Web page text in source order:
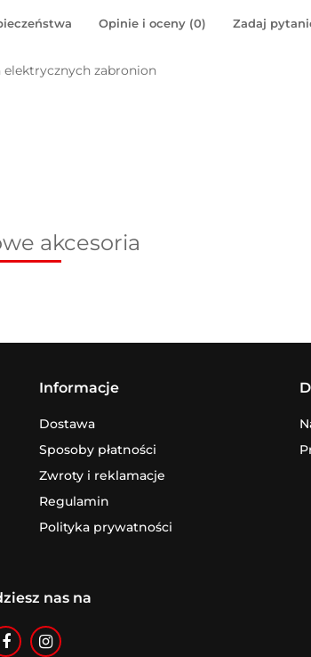
Opinie i oceny (0) Zadaj
elektrycznych zabronion
akcesoria
Informacje
Dostawa
Sposoby płatności
Zwroty i reklamacje
Regulamin
Polityka prywatności
nas na